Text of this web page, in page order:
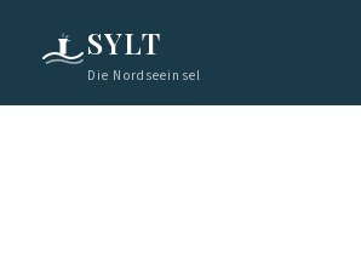
SYLT
Die Nordseeinsel